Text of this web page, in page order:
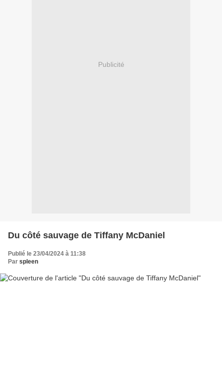
Publicité
Du côté sauvage de Tiffany McDaniel
Publié le 23/04/2024 à 11:38
Par spleen